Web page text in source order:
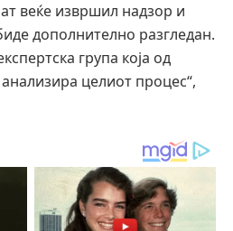
веќе извршил надзор и
дополнително разгледан.
група која од
целиот процес“,